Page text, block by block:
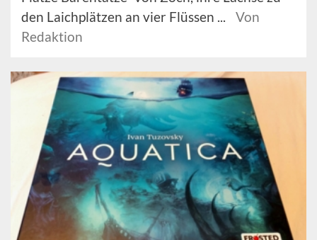
den Laichplätzen an vier Flüssen ...
Von
Redaktion